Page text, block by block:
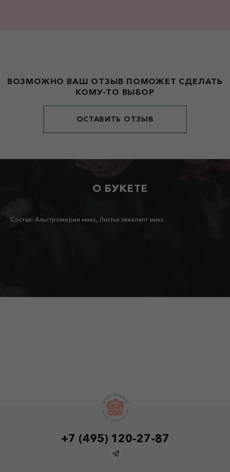
ВОЗМОЖНО ВАШ ОТЗЫВ ПОМОЖЕТ СДЕЛАТЬ
КОМУ-ТО ВЫБОР
ОСТАВИТЬ ОТЗЫВ
О БУКЕТЕ
Состав: Альстромерия микс, Листья эвкалипт микс
+7 (495) 120-27-87